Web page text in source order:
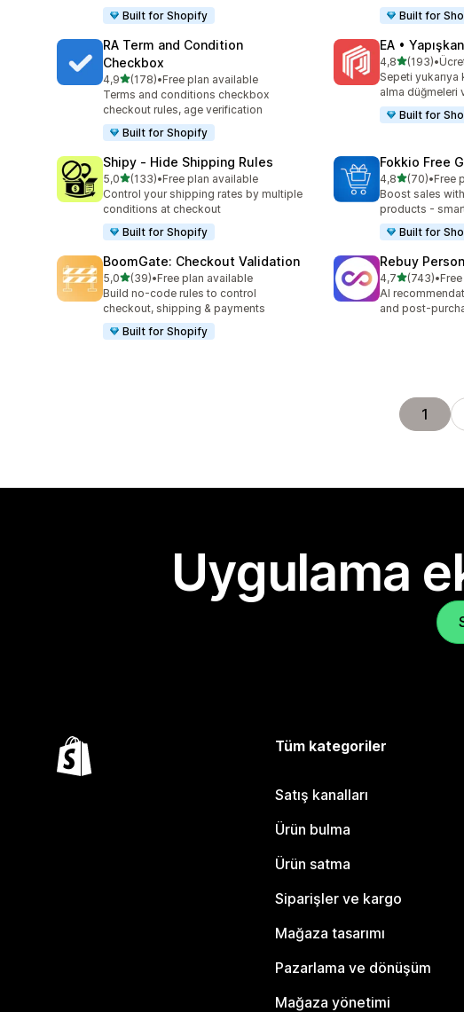
Built for Shopify
Built for
RA Term and Condition
Checkbox
4,95 yıldız üzerinden
(178)
toplam 178 değerlendirme
•Free plan available
Terms and conditions checkbox
checkout rules, age verification
Built for Shopify
EA •
4,85 yıldız
(193)
toplam 193•
Sepeti yukarıya
alma düğmeleri
Built for
Shipy ‑ Hide Shipping Rules
5,05 yıldız üzerinden
(133)
toplam 133 değerlendirme
•Free plan available
Control your shipping rates by multiple
conditions at checkout
Built for Shopify
Fokkio Free
4,85 yıldız
(70)
toplam 70•Free
Boost sales
products -
Built for
BoomGate: Checkout Validation
5,05 yıldız üzerinden
(39)
toplam 39 değerlendirme
•Free plan available
Build no-code rules to control
checkout, shipping & payments
Built for Shopify
Rebuy
4,75 yıldız
(743)
toplam 743•
AI
and post-
1
Uygulama
Tüm kategoriler
Satış kanalları
Ürün bulma
Ürün satma
Siparişler ve kargo
Mağaza tasarımı
Pazarlama ve dönüşüm
Mağaza yönetimi